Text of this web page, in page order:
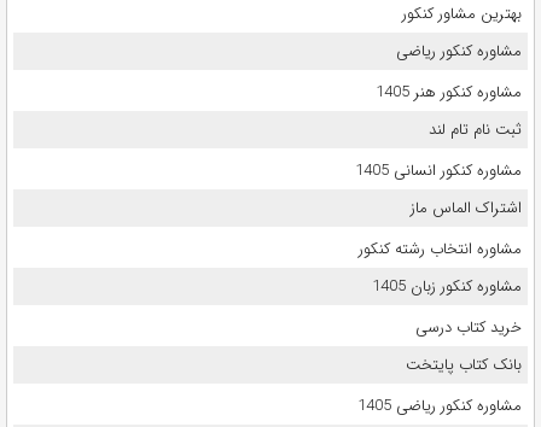
بهترین مشاور کنکور
مشاوره کنکور ریاضی
مشاوره کنکور هنر 1405
ثبت نام تام لند
مشاوره کنکور انسانی 1405
اشتراک الماس ماز
مشاوره انتخاب رشته کنکور
مشاوره کنکور زبان 1405
خرید کتاب درسی
بانک کتاب پایتخت
مشاوره کنکور ریاضی 1405